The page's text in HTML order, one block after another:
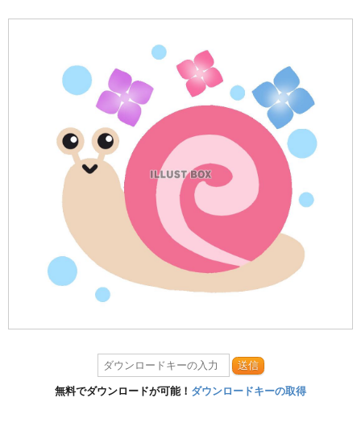
送信
無料でダウンロードが可能！ ダウンロードキーの取得